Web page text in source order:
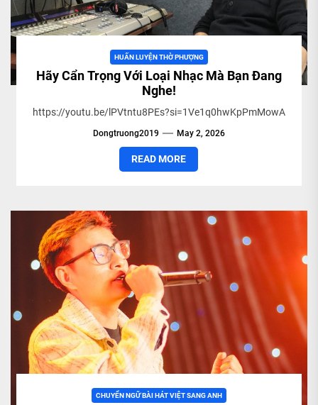
HUẤN LUYỆN THỜ PHƯỢNG
Hãy Cẩn Trọng Với Loại Nhạc Mà Bạn Đang
Nghe!
https://youtu.be/lPVtntu8PEs?si=1Ve1q0hwKpPmMowA
Dongtruong2019 May 2, 2026
READ MORE
CHUYỂN NGỮ BÀI HÁT VIỆT SANG ANH